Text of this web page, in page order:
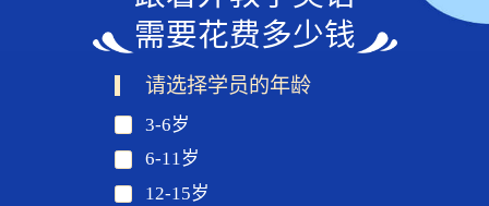
需要花费多少钱
请选择学员的年龄
3-6岁
6-11岁
12-15岁